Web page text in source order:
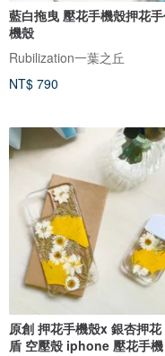
藍白拖曳 壓花手機殼押花
機殼
Rubilization一葉之丘
NT$ 790
原創 押花手機殼x 銀杏押花 犀牛
盾 空壓殼 iphone 壓花手機